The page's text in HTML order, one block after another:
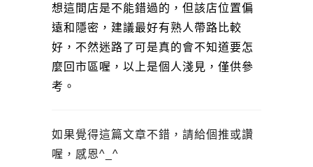
想這間店是不能錯過的，但該店位置偏
遠和隱密，建議最好有熟人帶路比較
好，不然迷路了可是真的會不知道要怎
麼回市區喔，以上是個人淺見，僅供參
考。
如果覺得這篇文章不錯，請給個推或讚
喔，感恩^_^